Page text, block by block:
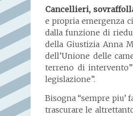
Cancellieri,
e propria emergenza
dalla funzione di
della Giustizia Anna
dell’Unione delle
terreno di intervento”
legislazione”.
Bisogna “sempre piu’
trascurare le